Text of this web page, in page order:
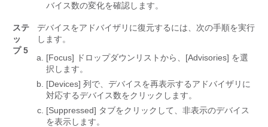
バイス数の変化を確認します。
ステ
ッ
プ 5
デバイスをアドバイザリに復元するには、次の手順を実行
します。
[Focus] ドロップダウンリストから、[Advisories] を選
択します。
[Devices] 列で、デバイスを再表示するアドバイザリに
対応するデバイス数をクリックします。
[Suppressed] タブをクリックして、非表示のデバイス
を表示します。